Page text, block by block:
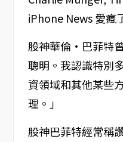
股神華倫·巴菲特
聰明。我認識特別
資領域和其他某些
理。」
股神巴菲特經常稱